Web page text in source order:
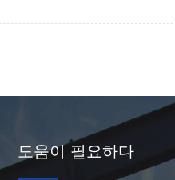
도움이 필요하다